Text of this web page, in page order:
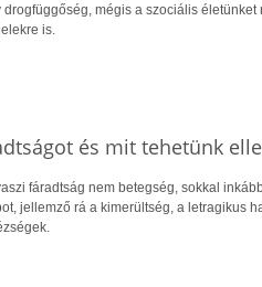
drogfüggőség, mégis a szociális
is.
és mit tehetünk
fáradtság nem betegség, sokkal
jellemző rá a kimerültség, a letragikus